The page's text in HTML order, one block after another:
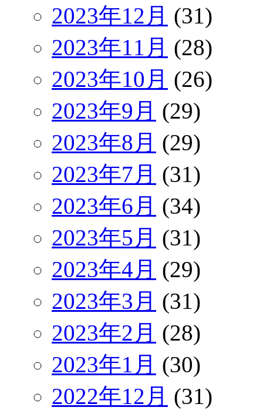
2023年12月 (31)
2023年11月 (28)
2023年10月 (26)
2023年9月 (29)
2023年8月 (29)
2023年7月 (31)
2023年6月 (34)
2023年5月 (31)
2023年4月 (29)
2023年3月 (31)
2023年2月 (28)
2023年1月 (30)
2022年12月 (31)